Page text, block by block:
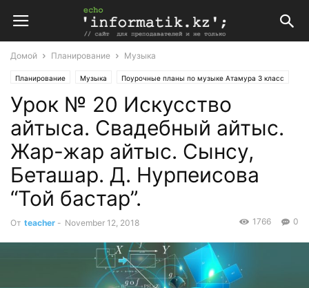
Домой Планирование Музыка
Планирование Музыка Поурочные планы по музыке Атамура 3 класс
Урок № 20 Искусство
айтыса. Свадебный айтыс.
Жар-жар айтыс. Сынсу,
Беташар. Д. Нурпеисова
“Той бастар”.
От teacher - November 12, 2018 0
1766